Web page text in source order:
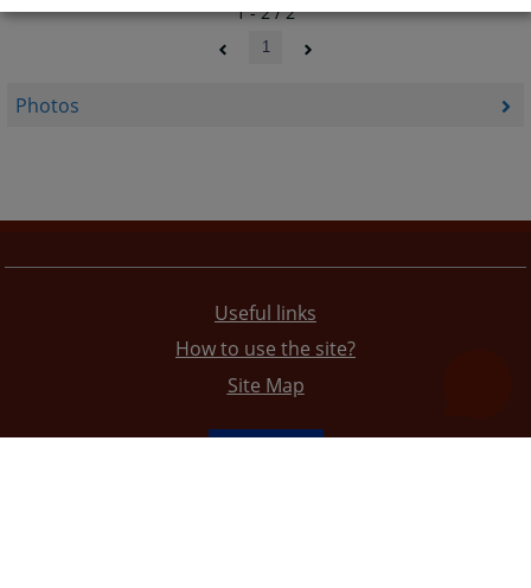
Photos
1 - 2 / 2
1
Useful links
How to use the site?
Site Map